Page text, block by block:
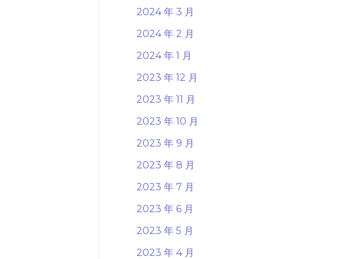
2024 年 3 月
2024 年 2 月
2024 年 1 月
2023 年 12 月
2023 年 11 月
2023 年 10 月
2023 年 9 月
2023 年 8 月
2023 年 7 月
2023 年 6 月
2023 年 5 月
2023 年 4 月